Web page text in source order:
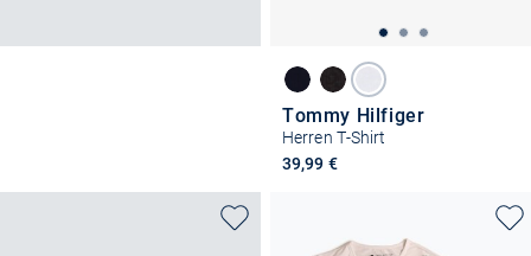
Tommy Hilfiger
Herren T-Shirt
39,99 €